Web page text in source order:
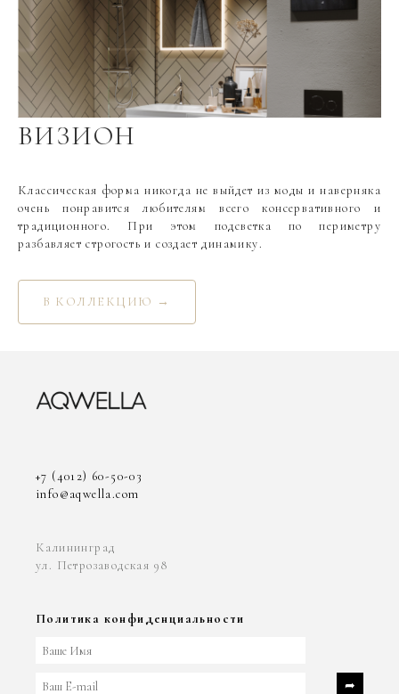
ВИЗИОН
Классическая форма никогда не выйдет из моды и наверняка
очень понравится любителям всего консервативного и
традиционного. При этом подсветка по периметру
разбавляет строгость и создает динамику.
В КОЛЛЕКЦИЮ →
+7 (4012) 60-50-03
info@aqwella.com
Калининград
ул. Петрозаводская 98
Политика конфиденциальности